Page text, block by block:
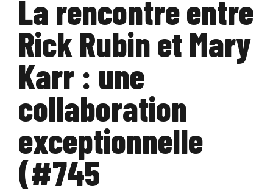
La rencontre entre
Rick Rubin et Mary
Karr : une
collaboration
exceptionnelle
(#745